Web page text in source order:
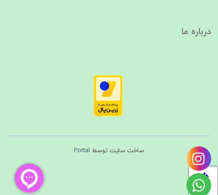
درباره ما
ساخت سایت توسط Portal